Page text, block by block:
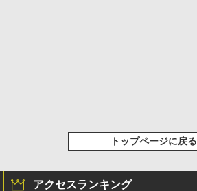
トップページに戻る
アクセスランキング